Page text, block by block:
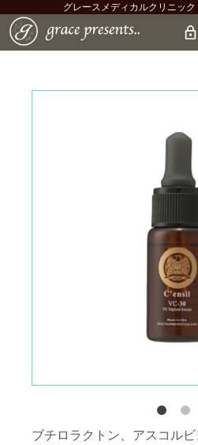
グレースメディカルクリニッ
ブチロラクトン、アスコルビ